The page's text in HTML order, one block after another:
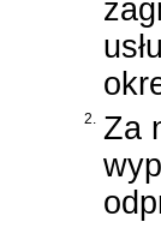
2. Za